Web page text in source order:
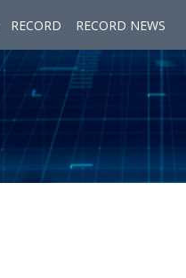
RECORD RECORD NEWS